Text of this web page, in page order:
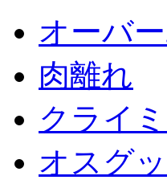
オーバ
肉離れ
クライ
オスグ